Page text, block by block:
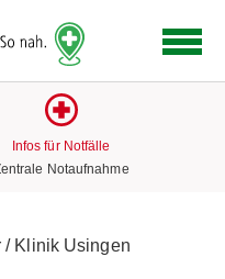
Link
zur
Infos für Notfälle
Notaufnahme
/Klinik Usingen